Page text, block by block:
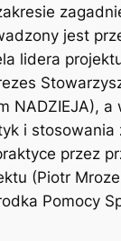
jest
lidera
NADZIEJA), a
i stosowania
przez
(Piotr
Pomocy